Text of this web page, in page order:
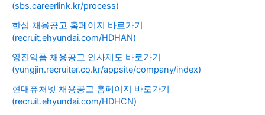
(sbs.careerlink.kr/process)
한섬 채용공고 홈페이지 바로가기
(recruit.ehyundai.com/HDHAN)
영진약품 채용공고 인사제도 바로가기
(yungjin.recruiter.co.kr/appsite/company/index)
현대퓨처넷 채용공고 홈페이지 바로가기
(recruit.ehyundai.com/HDHCN)